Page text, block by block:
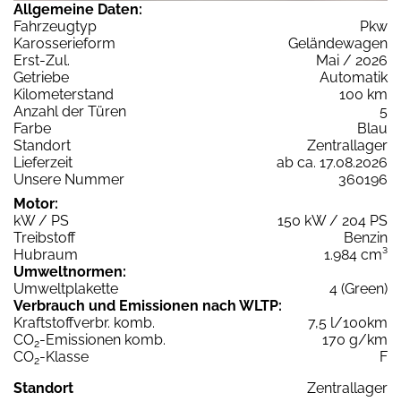
Allgemeine Daten:
Fahrzeugtyp
Pkw
Karosserieform
Geländewagen
Erst-Zul.
Mai / 2026
Getriebe
Automatik
Kilometerstand
100 km
Anzahl der Türen
5
Farbe
Blau
Standort
Zentrallager
Lieferzeit
ab ca. 17.08.2026
Unsere Nummer
360196
Motor:
kW / PS
150 kW / 204 PS
Treibstoff
Benzin
Hubraum
1.984 cm³
Umweltnormen:
Umweltplakette
4 (Green)
Verbrauch und Emissionen nach WLTP:
Kraftstoffverbr. komb.
7,5 l/100km
CO2-Emissionen komb.
170 g/km
CO2-Klasse
F
Standort
Zentrallager